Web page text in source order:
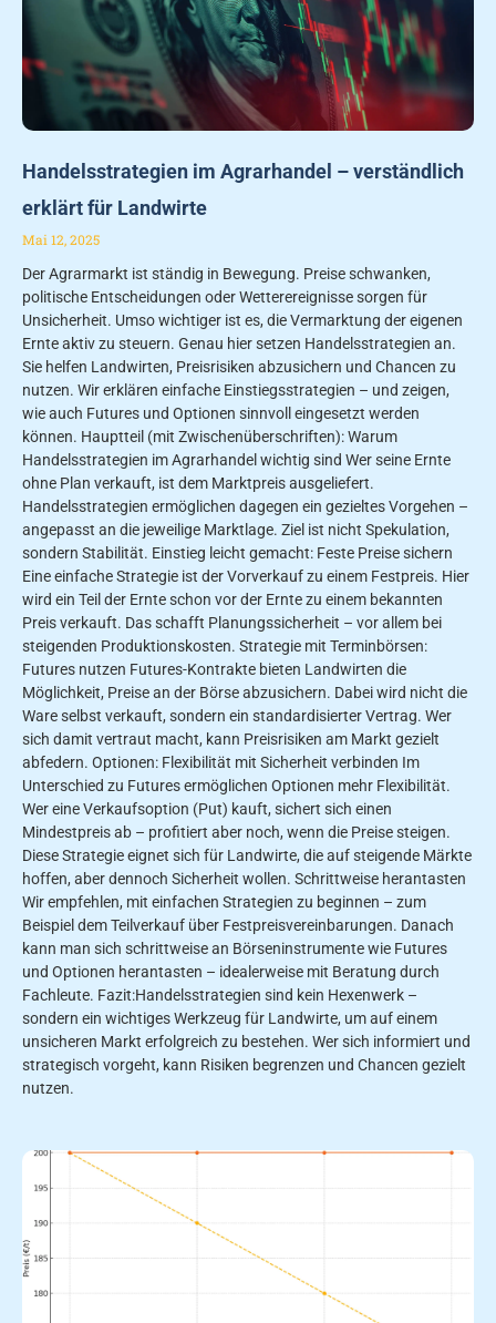
Handelsstrategien im Agrarhandel – verständlich
erklärt für Landwirte
Mai 12, 2025
Der Agrarmarkt ist ständig in Bewegung. Preise schwanken,
politische Entscheidungen oder Wetterereignisse sorgen für
Unsicherheit. Umso wichtiger ist es, die Vermarktung der eigenen
Ernte aktiv zu steuern. Genau hier setzen Handelsstrategien an.
Sie helfen Landwirten, Preisrisiken abzusichern und Chancen zu
nutzen. Wir erklären einfache Einstiegsstrategien – und zeigen,
wie auch Futures und Optionen sinnvoll eingesetzt werden
können. Hauptteil (mit Zwischenüberschriften): Warum
Handelsstrategien im Agrarhandel wichtig sind Wer seine Ernte
ohne Plan verkauft, ist dem Marktpreis ausgeliefert.
Handelsstrategien ermöglichen dagegen ein gezieltes Vorgehen –
angepasst an die jeweilige Marktlage. Ziel ist nicht Spekulation,
sondern Stabilität. Einstieg leicht gemacht: Feste Preise sichern
Eine einfache Strategie ist der Vorverkauf zu einem Festpreis. Hier
wird ein Teil der Ernte schon vor der Ernte zu einem bekannten
Preis verkauft. Das schafft Planungssicherheit – vor allem bei
steigenden Produktionskosten. Strategie mit Terminbörsen:
Futures nutzen Futures-Kontrakte bieten Landwirten die
Möglichkeit, Preise an der Börse abzusichern. Dabei wird nicht die
Ware selbst verkauft, sondern ein standardisierter Vertrag. Wer
sich damit vertraut macht, kann Preisrisiken am Markt gezielt
abfedern. Optionen: Flexibilität mit Sicherheit verbinden Im
Unterschied zu Futures ermöglichen Optionen mehr Flexibilität.
Wer eine Verkaufsoption (Put) kauft, sichert sich einen
Mindestpreis ab – profitiert aber noch, wenn die Preise steigen.
Diese Strategie eignet sich für Landwirte, die auf steigende Märkte
hoffen, aber dennoch Sicherheit wollen. Schrittweise herantasten
Wir empfehlen, mit einfachen Strategien zu beginnen – zum
Beispiel dem Teilverkauf über Festpreisvereinbarungen. Danach
kann man sich schrittweise an Börseninstrumente wie Futures
und Optionen herantasten – idealerweise mit Beratung durch
Fachleute. Fazit:Handelsstrategien sind kein Hexenwerk –
sondern ein wichtiges Werkzeug für Landwirte, um auf einem
unsicheren Markt erfolgreich zu bestehen. Wer sich informiert und
strategisch vorgeht, kann Risiken begrenzen und Chancen gezielt
nutzen.